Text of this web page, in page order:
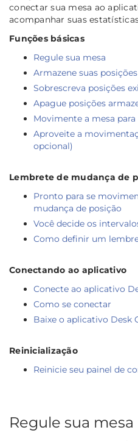
conectar sua mesa ao
acompanhar suas
Funções básicas
Regule sua mesa
Armazene suas
Sobrescreva posições
Apague posições
Movimente a mesa
Aproveite a
opcional)
Lembrete de mudança de
Pronto para se
mudança de posição
Você decide os
Como definir um
Conectando ao aplicativo
Conecte ao aplicativo
Como se conectar
Baixe o aplicativo Desk
Reinicialização
Reinicie seu painel de
Regule sua mesa